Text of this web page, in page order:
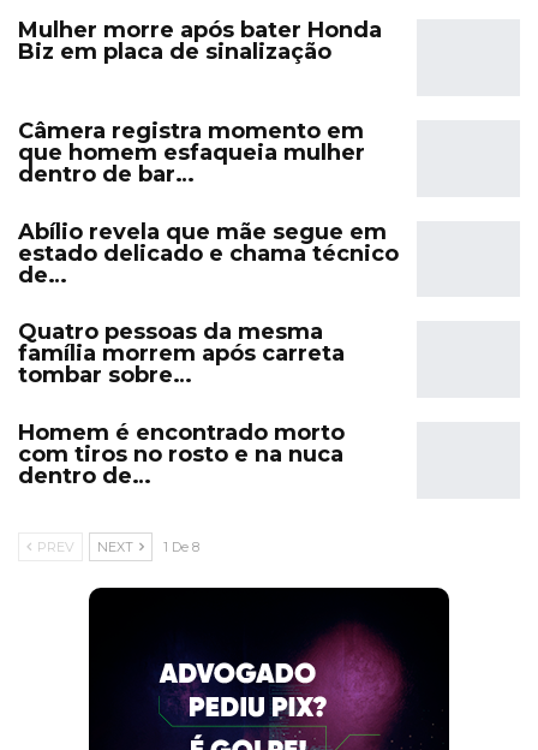
Mulher morre após bater Honda
Biz em placa de sinalização
Câmera registra momento em
que homem esfaqueia mulher
dentro de bar…
Abílio revela que mãe segue em
estado delicado e chama técnico
de…
Quatro pessoas da mesma
família morrem após carreta
tombar sobre…
Homem é encontrado morto
com tiros no rosto e na nuca
dentro de…
PREV NEXT 1 De 8